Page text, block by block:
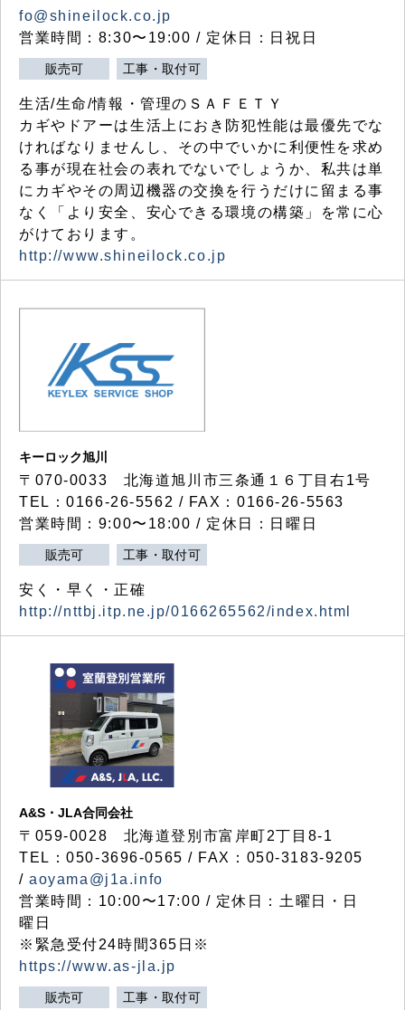
fo@shineilock.co.jp
営業時間：8:30〜19:00 / 定休日：日祝日
販売可 工事・取付可
生活/生命/情報・管理のＳＡＦＥＴＹ
カギやドアーは生活上におき防犯性能は最優先でな
ければなりませんし、その中でいかに利便性を求め
る事が現在社会の表れでないでしょうか、私共は単
にカギやその周辺機器の交換を行うだけに留まる事
なく「より安全、安心できる環境の構築」を常に心
がけております。
http://www.shineilock.co.jp
キーロック旭川
〒070-0033 北海道旭川市三条通１６丁目右1号
TEL：0166-26-5562 / FAX：0166-26-5563
営業時間：9:00〜18:00 / 定休日：日曜日
販売可 工事・取付可
安く・早く・正確
http://nttbj.itp.ne.jp/0166265562/index.html
A&S・JLA合同会社
〒 059-0028 北海道登別市富岸町2丁目 8-1
TEL：050-3696-0565 / FAX：050-3183-9205
/aoyama@j1a.info
営業時間：10:00〜17:00 / 定休日：土曜日・日
曜日
※緊急受付24時間365日※
https://www.as-jla.jp
販売可 工事・取付可